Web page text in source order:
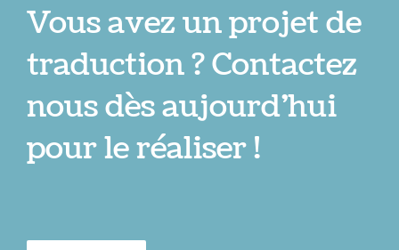
Vous avez un projet de
traduction ? Contactez
nous dès aujourd’hui
pour le réaliser !